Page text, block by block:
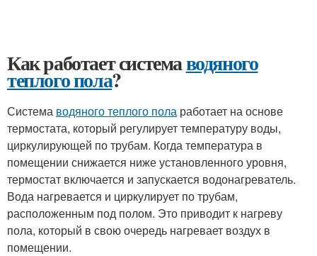
Как работает системаводяного
теплого пола?
Система водяного теплого пола работает на основе
термостата, который регулирует температуру воды,
циркулирующей по трубам. Когда температура в
помещении снижается ниже установленного уровня,
термостат включается и запускается водонагреватель.
Вода нагревается и циркулирует по трубам,
расположенным под полом. Это приводит к нагреву
пола, который в свою очередь нагревает воздух в
помещении.